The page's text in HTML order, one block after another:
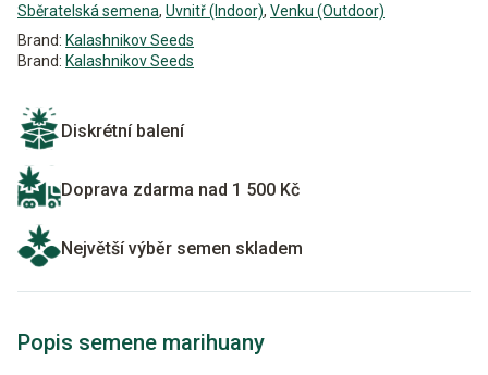
Sběratelská semena, Uvnitř (Indoor), Venku (Outdoor)
Brand: Kalashnikov Seeds
Brand: Kalashnikov Seeds
Diskrétní balení
Doprava zdarma nad 1 500 Kč
Největší výběr semen skladem
Popis semene marihuany